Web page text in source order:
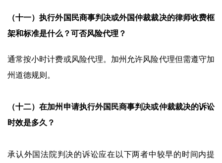
（十一）执行外国民商事判决或外国仲裁裁决的律师收费框
架和标准是什么？可否风险代理？
通常按小时计费或风险代理。加州允许风险代理但需遵守加
州道德规则。
（十二）在加州申请执行外国民商事判决或仲裁裁决的诉讼
时效是多久？
承认外国法院判决的诉讼应在以下两者中较早的时间内提